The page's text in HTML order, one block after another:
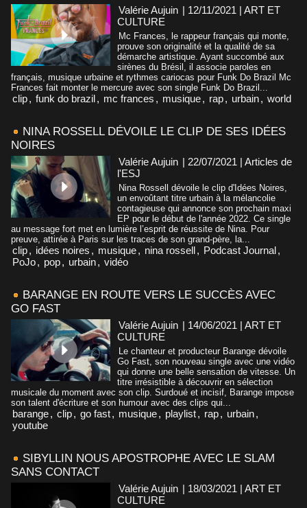
Valérie Aujuin | 12/11/2021 | ART ET
CULTURE
Mc Frances, le rappeur français qui monte,
prouve son originalité et la qualité de sa
démarche artistique. Ayant succombé aux
sirènes du Brésil, il associe paroles en
français, musique urbaine et rythmes cariocas pour Funk Do Brazil Mc
Frances fait monter le mercure avec son single Funk Do Brazil...
clip, funk do brazil, mc frances , musique, rap, urbain, world
NINA ROSSELL DÉVOILE LE CLIP DE SES IDÉES
NOIRES
Valérie Aujuin | 22/07/2021 | Articles de
l'ESJ
Nina Rossell dévoile le clip d'Idées Noires,
un envoûtant titre urbain à la mélancolie
contagieuse qui annonce son prochain maxi
EP pour le début de l'année 2022. Ce single
au message fort met en lumière l’esprit de réussite de Nina. Pour
preuve, attirée à Paris sur les traces de son grand-père, la...
clip, idées noires , musique, nina rossell, Podcast Journal,
PoJo, pop, urbain, vidéo
BARANGE EN ROUTE VERS LE SUCCÈS AVEC
GO FAST
Valérie Aujuin | 14/06/2021 | ART ET
CULTURE
Le chanteur et producteur Barange dévoile
Go Fast, son nouveau single avec une vidéo
qui donne une belle sensation de vitesse. Un
titre irrésistible à découvrir en sélection
musicale du moment avec son clip. Surdoué et incisif, Barange impose
son talent d'écriture et son humour avec des clips qui...
barange, clip, go fast, musique, playlist, rap, urbain,
youtube
SIBYLLIN NOUS APOSTROPHE AVEC LE SLAM
SANS CONTACT
Valérie Aujuin | 18/03/2021 | ART ET
CULTURE